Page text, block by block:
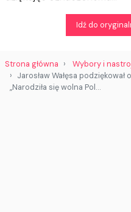
Idź do
Strona główna
Wybory i
Jarosław Wałęsa
„Narodziła się wolna Pol…